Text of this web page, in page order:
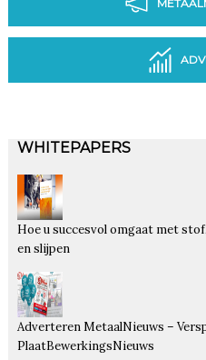
WHITEPAPERS
Hoe u succesvol omgaat met
en slijpen
Adverteren MetaalNieuws –
PlaatBewerkingsNieuws